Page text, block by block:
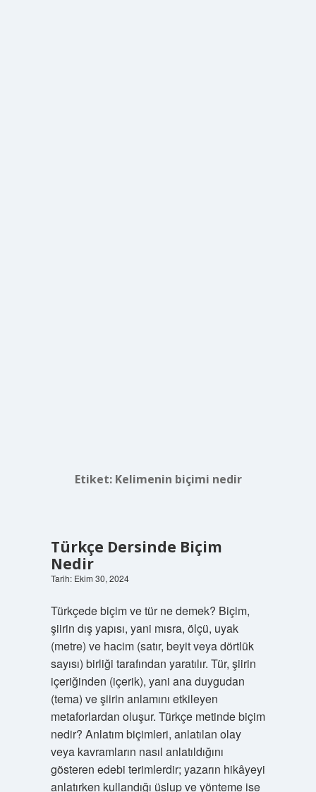
Etiket: Kelimenin biçimi nedir
Türkçe Dersinde Biçim
Nedir
Tarih: Ekim 30, 2024
Türkçede biçim ve tür ne demek? Biçim,
şiirin dış yapısı, yani mısra, ölçü, uyak
(metre) ve hacim (satır, beyit veya dörtlük
sayısı) birliği tarafından yaratılır. Tür, şiirin
içeriğinden (içerik), yani ana duygudan
(tema) ve şiirin anlamını etkileyen
metaforlardan oluşur. Türkçe metinde biçim
nedir? Anlatım biçimleri, anlatılan olay
veya kavramların nasıl anlatıldığını
gösteren edebi terimlerdir; yazarın hikâyeyi
anlatırken kullandığı üslup ve yönteme ise